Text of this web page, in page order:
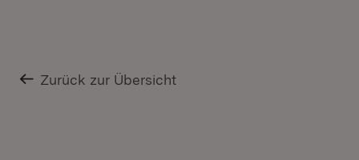
Zurück zur Übersicht